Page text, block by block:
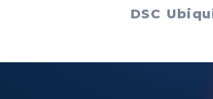
DSC